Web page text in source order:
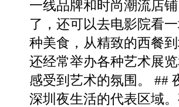
一线品牌和时尚潮流店
了，还可以去电影院看
种美食，从精致的西餐
还经常举办各种艺术展
感受到艺术的氛围。 ##
深圳夜生活的代表区域